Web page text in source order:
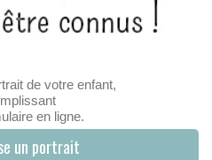
de votre enfant,
en ligne.
un portrait